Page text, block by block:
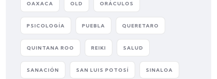
OAXACA OLD ORÁCULOS
PSICOLOGÍA PUEBLA QUERETARO
QUINTANA ROO REIKI SALUD
SANACIÓN SAN LUIS POTOSÍ SINALOA